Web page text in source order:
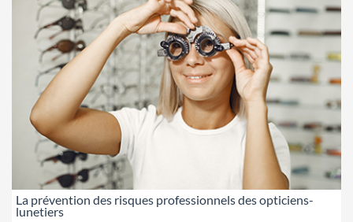
La prévention des risques professionnels des opticiens-
lunetiers